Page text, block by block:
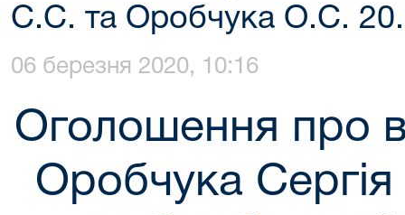
С.С. та Оробчука О.С.
06 березня 2020, 10:16
Оголошення про
Оробчука